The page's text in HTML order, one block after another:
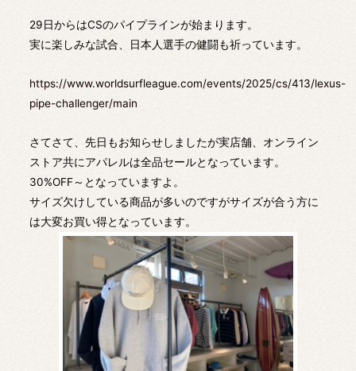
29日からはCSのパイプラインが始まります。
実に楽しみな試合、日本人選手の健闘も祈っています。
https://www.worldsurfleague.com/events/2025/cs/413/lexus-
pipe-challenger/main
さてさて、先日もお知らせしましたが実店舗、オンライン
ストア共にアパレルは全品セールとなっています。
30%OFF～となっていますよ。
サイズ欠けしている商品が多いのですがサイズが合う方に
は大変お買い得となっています。